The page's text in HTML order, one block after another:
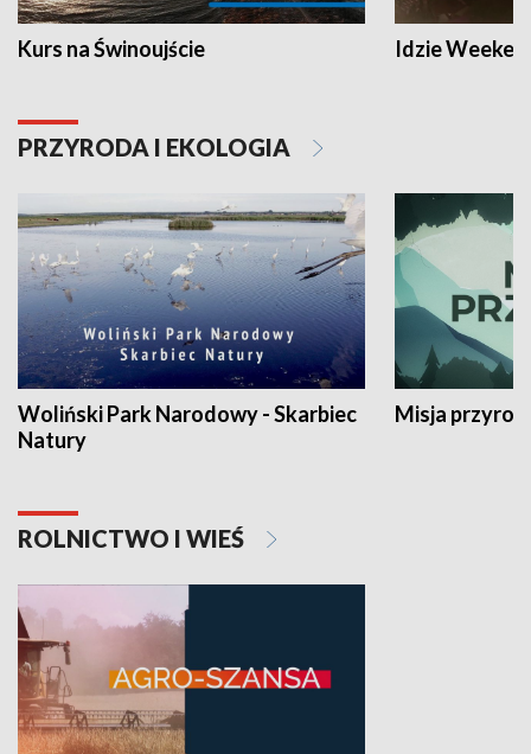
Kurs na Świnoujście Idzie
PRZYRODA I EKOLOGIA
Woliński Park Narodowy - Skarbiec
Natury
Misja
ROLNICTWO I WIEŚ